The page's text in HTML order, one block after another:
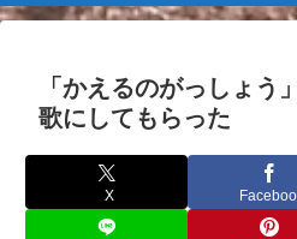
「かえるのがっしょう
歌にしてもらった
X